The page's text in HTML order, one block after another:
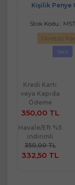
Kişilik Penye
Stok Kodu :
Ücretsiz
Yeni
Kredi Kartı
veya Kapıda
Ödeme
350,00 TL
Havale/Eft %5
indirimli
350,00 TL
332,50 TL